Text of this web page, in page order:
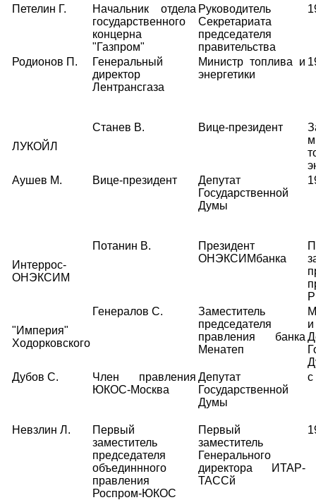
Петелин Г.
Начальник отдела
государственного
концерна
"Газпром"
Руководитель
Секретариата
председателя
правительства
Родионов П.
Генеральный
директор
Лентрансгаза
Министр топлива и
энергетики
ЛУКОЙЛ
Станев В. Вице-президент
Аушев М.
Вице-президент
Депутат
Государственной
Думы
Интеррос-
ОНЭКСИМ
Потанин В.
Президент
ОНЭКСИМбанка
"Империя"
Ходорковского
Генералов С.
Заместитель
председателя
правления банка
Менатеп
и
Дубов С.
Член правления
ЮКОС-Москва
Депутат
Государственной
Думы
с
Невзлин Л.
Первый
заместитель
председателя
объединнного
правления
Роспром-ЮКОС
Первый
заместитель
Генерального
директора ИТАР-
ТАССй